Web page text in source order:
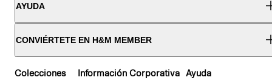
AYUDA
CONVIÉRTETE EN H&M MEMBER
Colecciones Información Corporativa Ayuda